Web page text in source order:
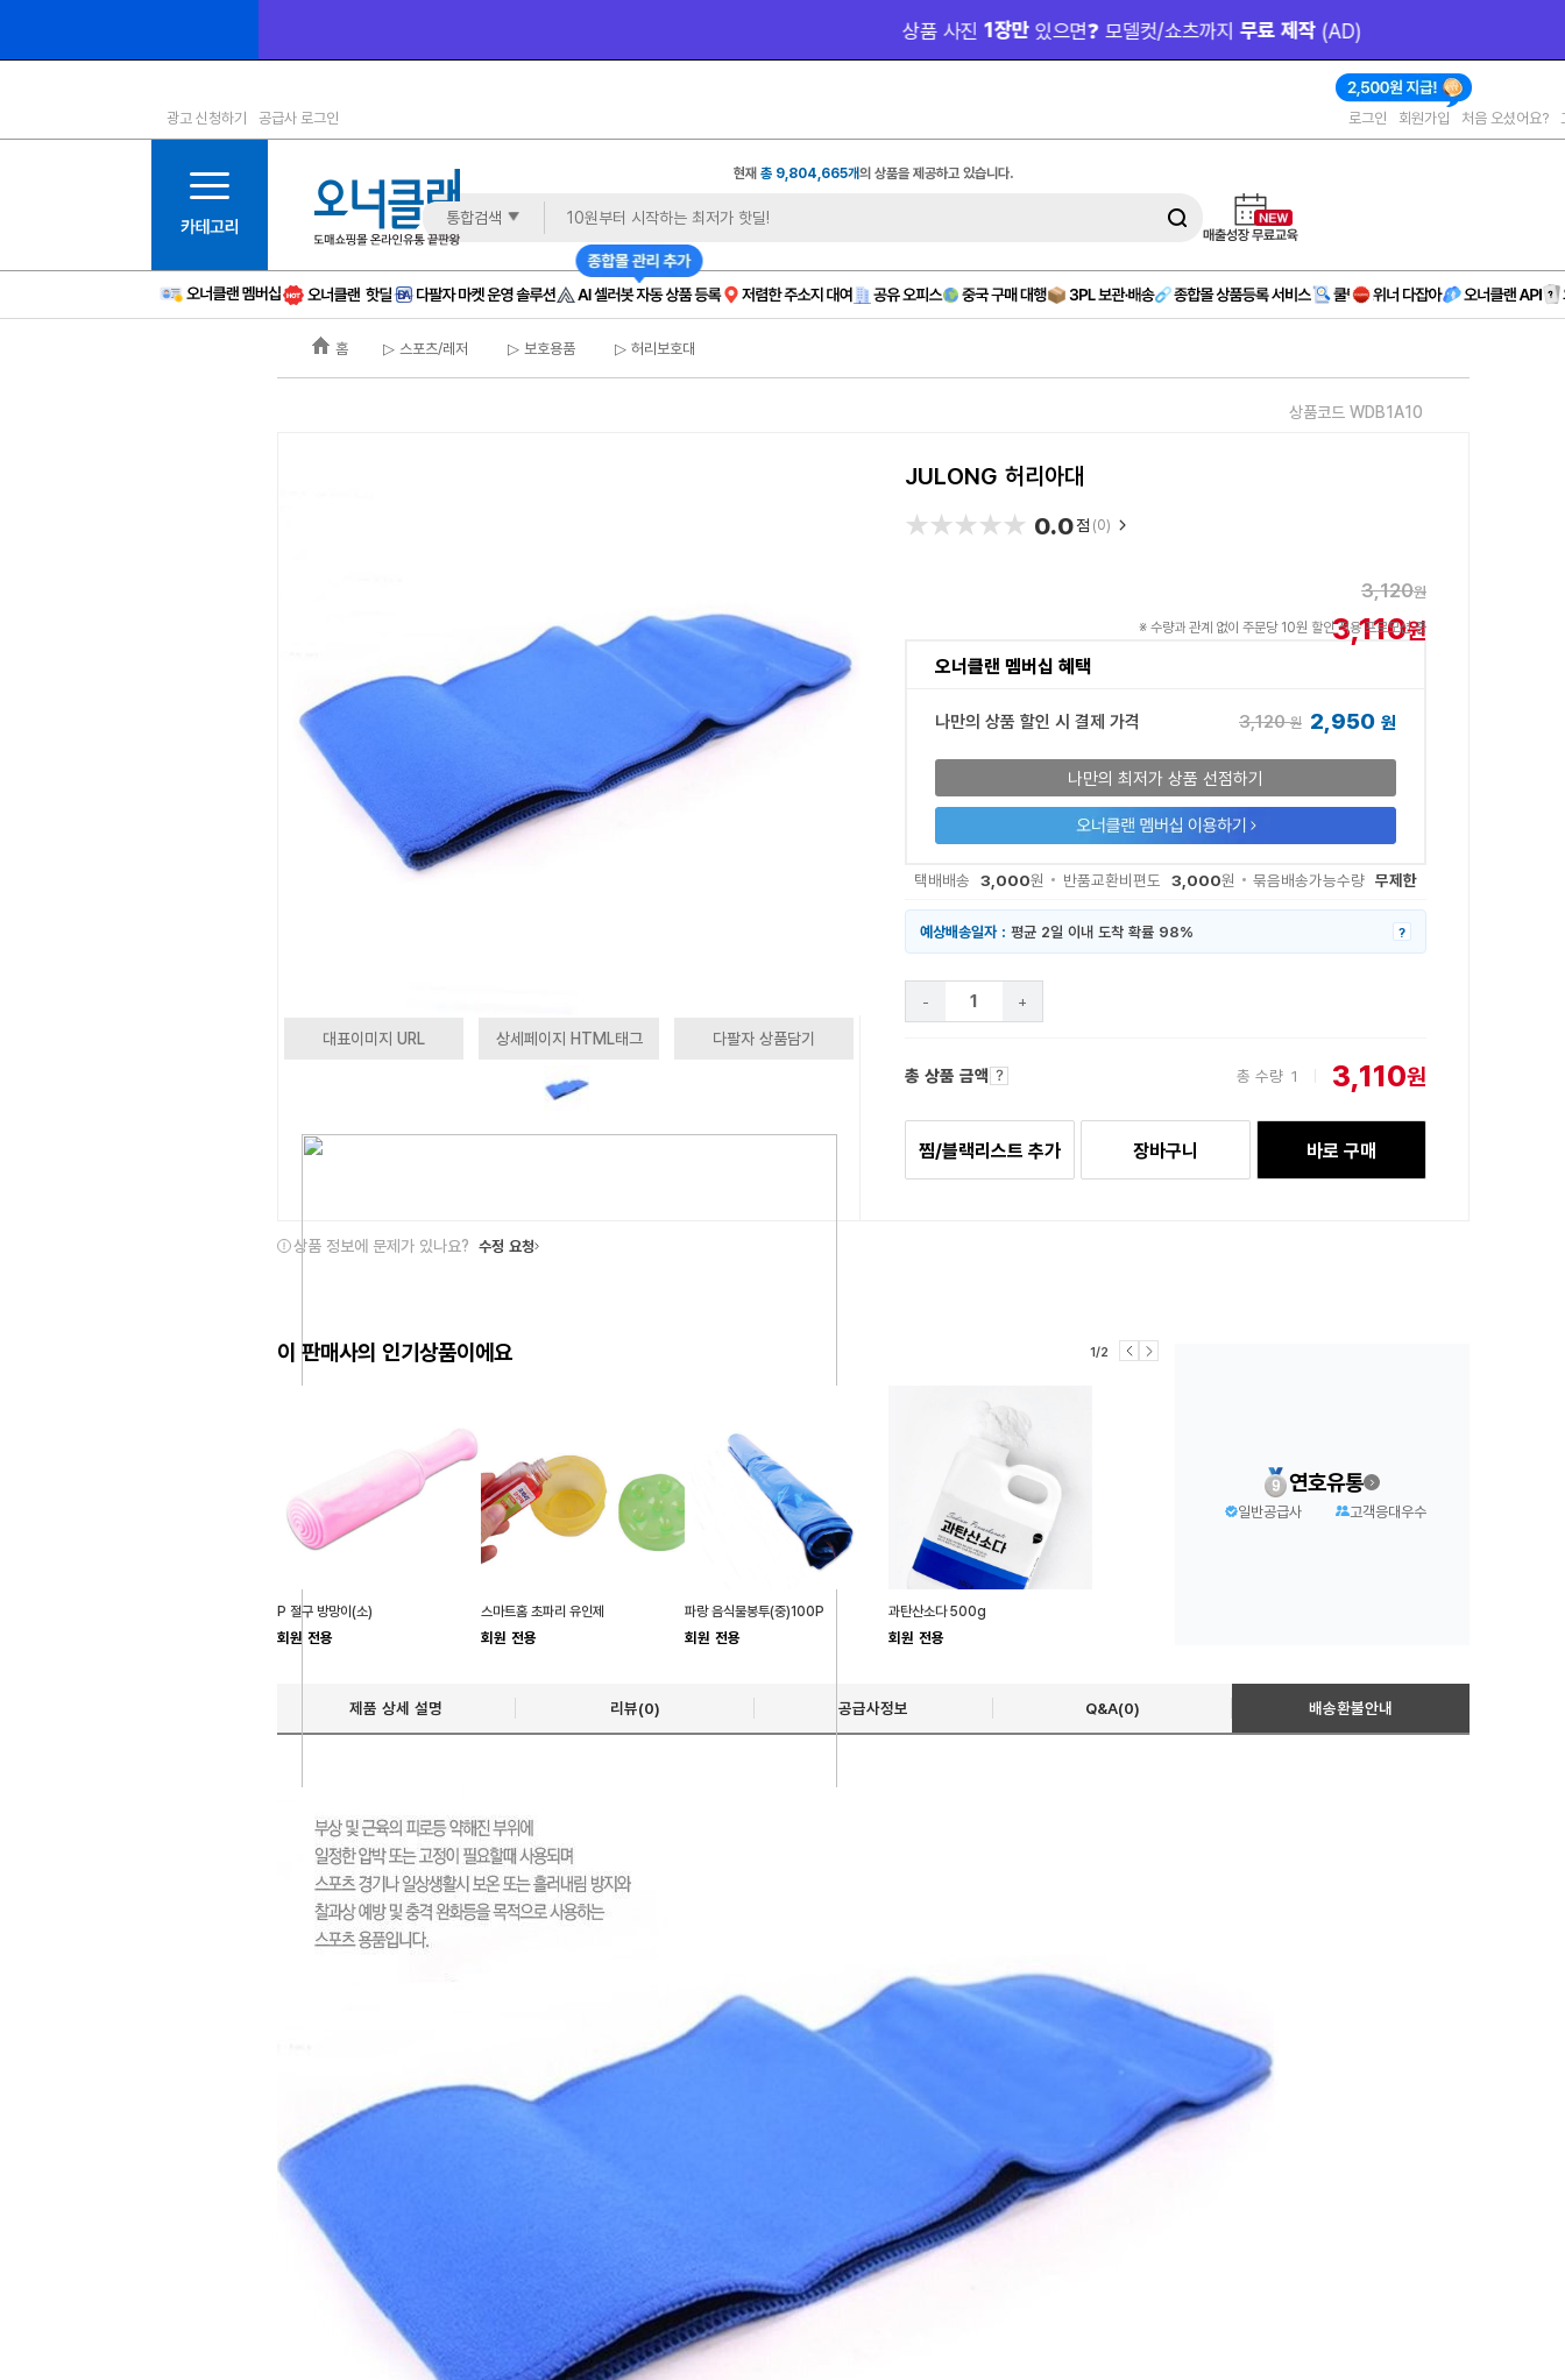
1등급
6등급
11등급
12등급
15등급
16등급
있으면❓ 모델컷/쇼츠까지 무료 제작 (AD)
광고 신청하기 공급사 로그인 로그인 회원가입 처음 오셨어요?
현재총 9,804,665개의 상품을 제공하고 있습니다.
통합검색
홈 ▷ 스포츠/레저 ▷ 보호용품 ▷ 허리보호대
상품코드 WDB1A10
대표이미지 URL 상세페이지 HTML태그 다팔자 상품담기
JULONG 허리아대
★★★★★
★★★★★ 0.0점 (0)
3,120원
3,110원
※ 수량과 관계 없이 주문당 10원 할인 적용 프로모션 중
오너클랜 멤버십 혜택
나만의 상품 할인 시 결제 가격 3,120원 2,950 원
나만의 최저가 상품 선점하기
택배배송 3,000원 반품교환비편도 3,000원 묶음배송가능수량 무제한
예상배송일자 : 평균 2일 이내 도착 확률 98% ?
- +
총 상품 금액 총 수량 1 3,110원
찜/블랙리스트 추가 장바구니 바로 구매
상품 정보에 문제가 있나요? 수정 요청
이 판매사의 인기상품이에요 1/2
P 절구 방망이(소)
회원 전용
스마트홈 초파리 유인제
회원 전용
파랑 음식물봉투(중)100P
회원 전용
과탄산소다 500g
회원 전용
연호유통
일반공급사 고객응대우수
제품 상세 설명 리뷰(0) 공급사정보 Q&A(0) 배송환불안내